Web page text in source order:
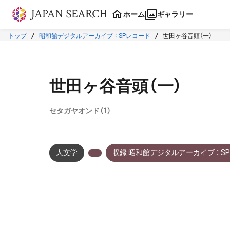
本文に飛ぶ
ホーム ギャラリー
トップ 昭和館デジタルアーカイブ ： SPレコード 世田ヶ谷音頭（一）
世田ヶ谷音頭（一）
セタガヤオンド（1）
人文学 収録:昭和館デジタルアーカイブ ：